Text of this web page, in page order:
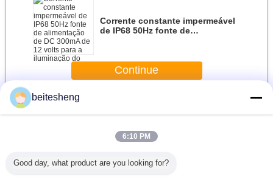
Corrente constante impermeável
de IP68 50Hz fonte de
emissor de luz
Continue
Mais
Fonte de alimentação do diodo emissor de luz de 12 volts
beitesheng
6:10 PM
Good day, what product are you looking for?